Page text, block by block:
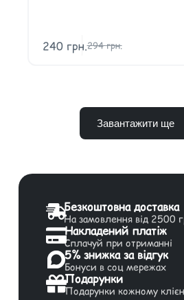
294грн.
240 грн.
Завантажити ще
Безкоштовна доставка
На замовлення від 2500
Накладений платіж
Сплачуй при отриманні
5% знижка за відгук
Бонуси в соц мережах
Подарунки
Подарунки кожному